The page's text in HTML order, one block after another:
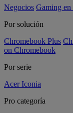
Negocios Gaming en
Por solución
Chromebook Plus
on Chromebook
Por serie
Acer Iconia
Pro categoría